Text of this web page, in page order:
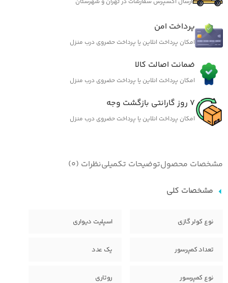
پرداخت امن
امکان پرداخت انلاین یا پرداخت حضروی درب منزل
ضمانت اصالت کالا
امکان پرداخت انلاین یا پرداخت حضروی درب منزل
7 روز گارانتی بازگشت وجه
امکان پرداخت انلاین یا پرداخت حضروی درب منزل
مشخصات محصولتوضیحات تکمیلینظرات (0)
مشخصات کلی
نوع کولر گازی اسپلیت دیواری
تعداد کمپرسور یک عدد
نوع کمپرسور روتاری